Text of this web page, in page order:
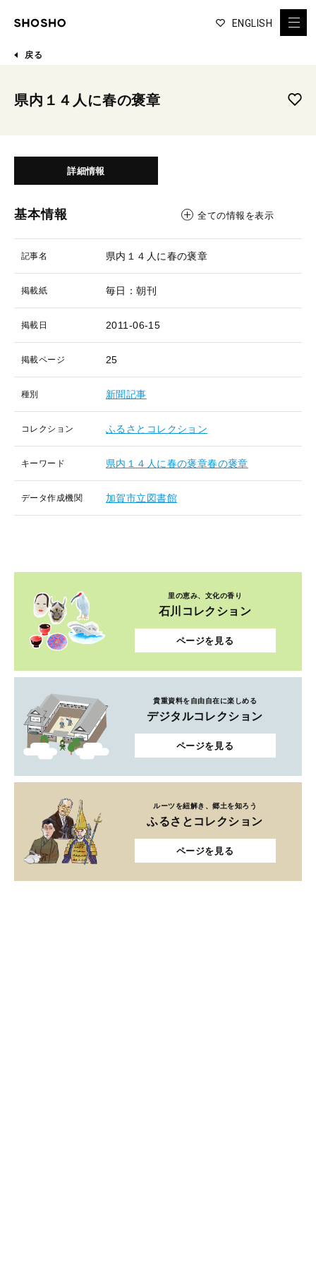
ENGLISH
戻る
県内１４人に春の褒章
詳細情報
基本情報 全ての情報を表示
記事名 県内１４人に春の褒章
掲載紙 毎日：朝刊
掲載日 2011-06-15
掲載ページ 25
種別 新聞記事
コレクション ふるさとコレクション
キーワード 県内１４人に春の褒章春の褒章
データ作成機関 加賀市立図書館
里の恵み、文化の香り
石川コレクション
ページを見る
貴重資料を自由自在に楽しめる
デジタルコレクション
ページを見る
ルーツを紐解き、郷土を知ろう
ふるさとコレクション
ページを見る